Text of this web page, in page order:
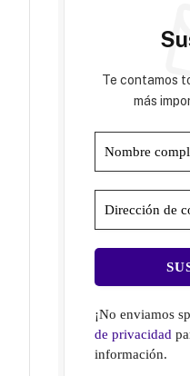
Te contamos
más
¡No enviamos
de privacidad
información.